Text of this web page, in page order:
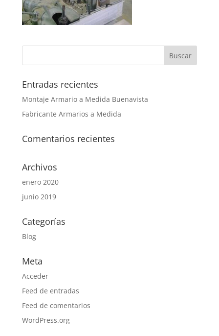
Entradas recientes
Montaje Armario a Medida Buenavista
Fabricante Armarios a Medida
Comentarios recientes
Archivos
enero 2020
junio 2019
Categorías
Blog
Meta
Acceder
Feed de entradas
Feed de comentarios
WordPress.org